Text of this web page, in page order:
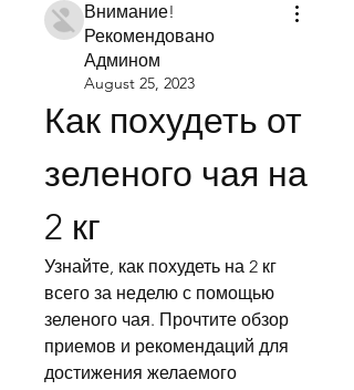
Внимание!
Рекомендовано
Админом
August 25, 2023
Как похудеть от
зеленого чая на
2 кг
Узнайте, как похудеть на 2 кг
всего за неделю с помощью
зеленого чая. Прочтите обзор
приемов и рекомендаций для
достижения желаемого